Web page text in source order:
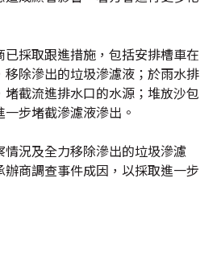
採取跟進措施，包括安排槽車在
除滲出的垃圾滲濾液；於雨水排
截流進排水口的水源；堆放沙包
步堵截滲濾液滲出。
況及全力移除滲出的垃圾滲濾
商調查事件成因，以採取進一步